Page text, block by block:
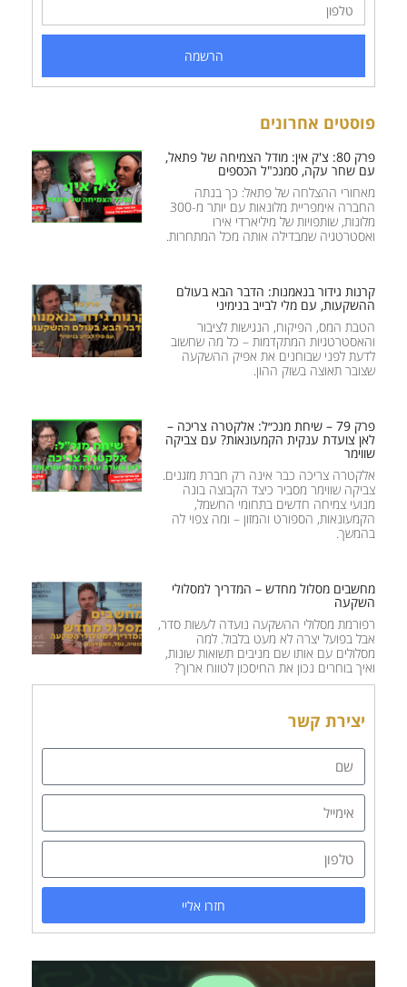
הרשמה
פוסטים אחרונים
פרק 80: צ'ק אין: מודל הצמיחה של פתאל,
עם שחר עקה, סמנכ"ל הכספים
מאחורי ההצלחה של פתאל: כך בנתה
החברה אימפריית מלונאות עם יותר מ-300
מלונות, שותפויות של מיליארדי אירו
ואסטרטגיה שמבדילה אותה מכל המתחרות.
קרנות גידור בנאמנות: הדבר הבא בעולם
ההשקעות, עם מלי לבייב בנימיני
הטבת המס, הפיקוח, הנגישות לציבור
והאסטרטגיות המתקדמות – כל מה שחשוב
לדעת לפני שבוחנים את אפיק ההשקעה
שצובר תאוצה בשוק ההון.
פרק 79 – שיחת מנכ״ל: אלקטרה צריכה –
לאן צועדת ענקית הקמעונאות? עם צביקה
שווימר
אלקטרה צריכה כבר אינה רק חברת מזגנים.
צביקה שווימר מסביר כיצד הקבוצה בונה
מנועי צמיחה חדשים בתחומי החשמל,
הקמעונאות, הספורט והמזון – ומה צפוי לה
בהמשך.
מחשבים מסלול מחדש – המדריך למסלולי
השקעה
רפורמת מסלולי ההשקעה נועדה לעשות סדר,
אבל בפועל יצרה לא מעט בלבול. למה
מסלולים עם אותו שם מניבים תשואות שונות,
ואיך בוחרים נכון את החיסכון לטווח ארוך?
יצירת קשר
חזרו אליי